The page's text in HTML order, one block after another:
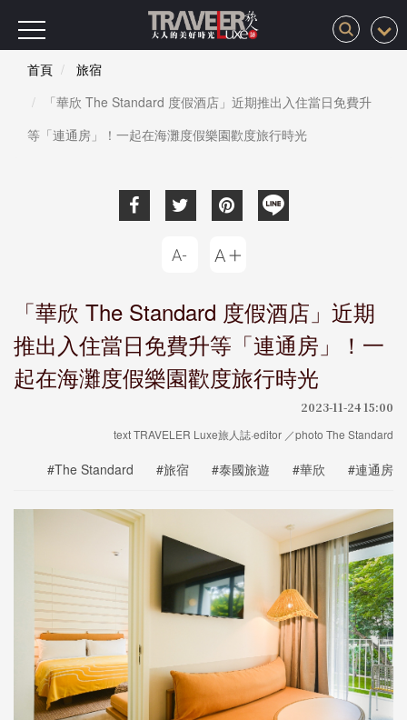
首頁
旅宿
「華欣 The Standard 度假酒店」近期推出入住當日免費升
等「連通房」！一起在海灘度假樂園歡度旅行時光
「華欣 The Standard 度假酒店」近期
推出入住當日免費升等「連通房」！一
起在海灘度假樂園歡度旅行時光
2023-11-24 15:00
text TRAVELER Luxe旅人誌·editor ／photo The Standard
#The Standard #旅宿 #泰國旅遊 #華欣 #連通房